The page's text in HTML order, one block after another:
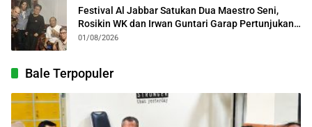
Festival Al Jabbar Satukan Dua Maestro Seni,
Rosikin WK dan Irwan Guntari Garap Pertunjukan
Kolosal
01/08/2026
Bale Terpopuler